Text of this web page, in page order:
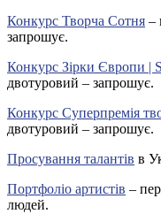
Конкурс Творча Сотня –
запрошує.
Конкурс Зірки Європи |
двотуровий – запрошує.
Конкурс Суперпремія
двотуровий – запрошує.
Просування талантів в
Портфоліо артистів –
людей.